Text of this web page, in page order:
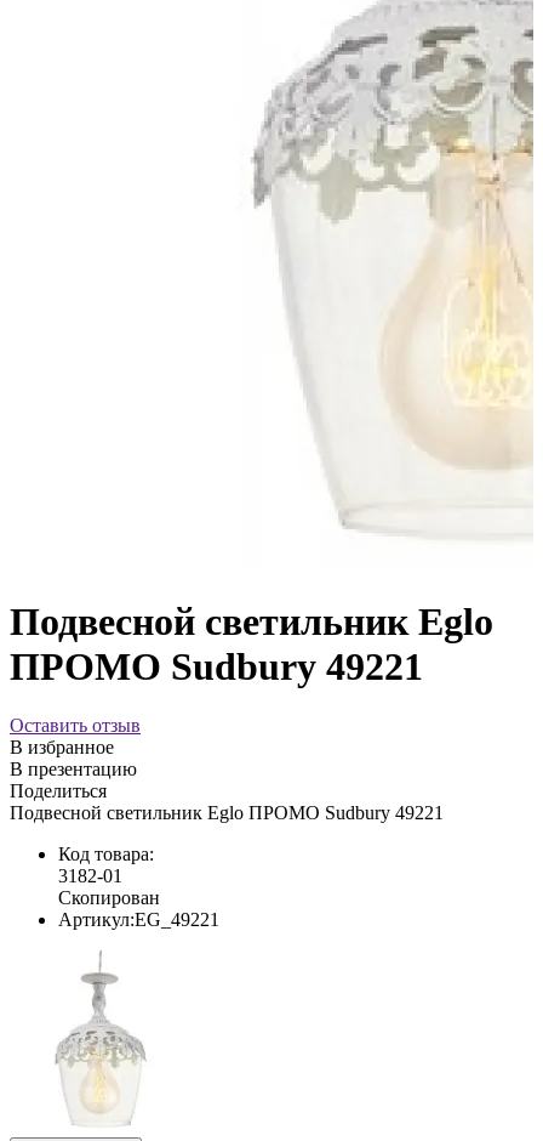
Подвесной светильник Eglo
ПРОМО Sudbury 49221
Оставить отзыв
В избранное
В презентацию
Поделиться
Подвесной светильник Eglo ПРОМО Sudbury 49221
Код товара:
3182-01
Скопирован
Артикул:EG_49221